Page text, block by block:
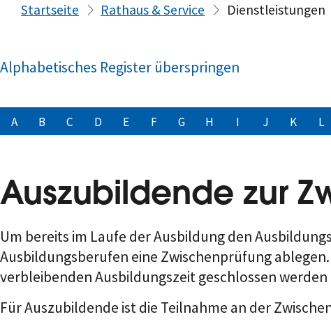
Startseite Rathaus & Service Dienstleistungen
Alphabetisches Register überspringen
A B C D E F G H I J K L
Auszubildende zur
Um bereits im Laufe der Ausbildung den
Ausbildungsberufen eine Zwischenprüfung ablegen.
verbleibenden Ausbildungszeit geschlossen
Für Auszubildende ist die Teilnahme an der